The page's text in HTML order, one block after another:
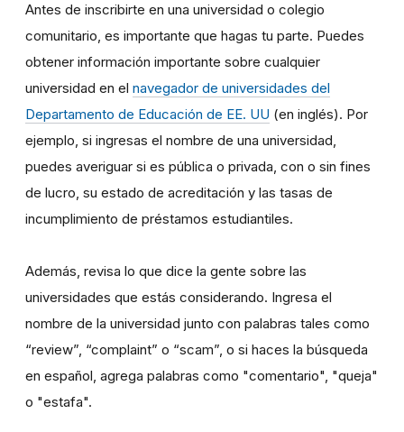
Antes de inscribirte en una universidad o colegio
comunitario, es importante que hagas tu parte. Puedes
obtener información importante sobre cualquier
universidad en el navegador de universidades del
Departamento de Educación de EE. UU (en inglés). Por
ejemplo, si ingresas el nombre de una universidad,
puedes averiguar si es pública o privada, con o sin fines
de lucro, su estado de acreditación y las tasas de
incumplimiento de préstamos estudiantiles.
Además, revisa lo que dice la gente sobre las
universidades que estás considerando. Ingresa el
nombre de la universidad junto con palabras tales como
“review”, “complaint” o “scam”, o si haces la búsqueda
en español, agrega palabras como "comentario", "queja"
o "estafa".